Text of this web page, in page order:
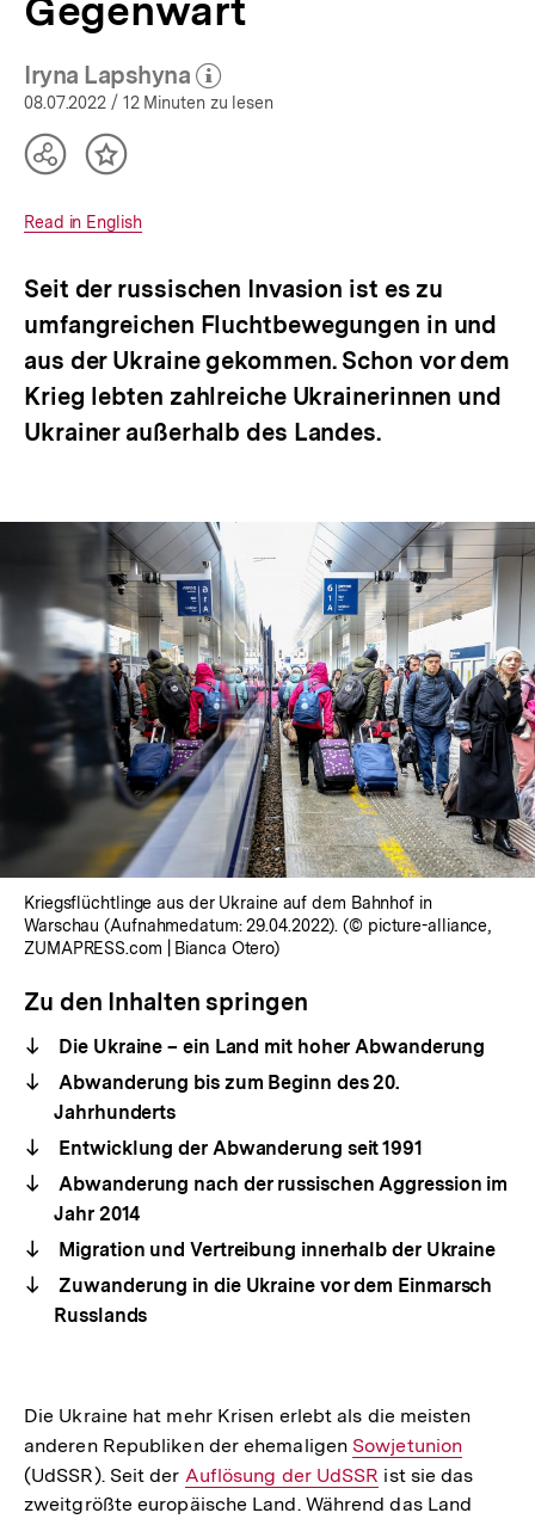
Gegenwart
Iryna Lapshyna
(Mehr zum Autor)
öffnen
08.07.2022 / 12 Minuten zu lesen
Teilen
anzeigen
Inhalt
Interner
Read in English
Seit der russischen Invasion ist es zu
umfangreichen Fluchtbewegungen in und
aus der Ukraine gekommen. Schon vor dem
Krieg lebten zahlreiche Ukrainerinnen und
Ukrainer außerhalb des Landes.
Kriegsflüchtlinge aus der Ukraine auf dem Bahnhof in
Warschau (Aufnahmedatum: 29.04.2022). (© picture-alliance,
ZUMAPRESS.com | Bianca Otero)
Zu den Inhalten springen
Die Ukraine – ein Land mit hoher Abwanderung
Abwanderung bis zum Beginn des 20.
Jahrhunderts
Entwicklung der Abwanderung seit 1991
Abwanderung nach der russischen Aggression im
Jahr 2014
Migration und Vertreibung innerhalb der Ukraine
Zuwanderung in die Ukraine vor dem Einmarsch
Russlands
Die Ukraine hat mehr Krisen erlebt als die meisten
anderen Republiken der ehemaligen Interner
Link:
Sowjetunion
(UdSSR). Seit der Interner
Link:
Auflösung der UdSSR ist sie das
zweitgrößte europäische Land. Während das Land